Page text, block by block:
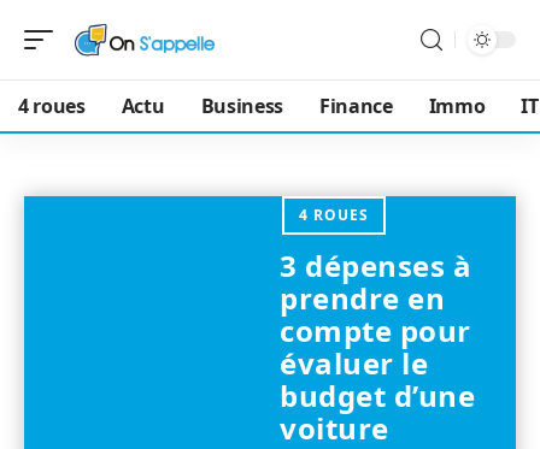
4 roues Actu Business Finance Immo IT
4 ROUES
3 dépenses à
prendre en
compte pour
évaluer le
budget d’une
voiture